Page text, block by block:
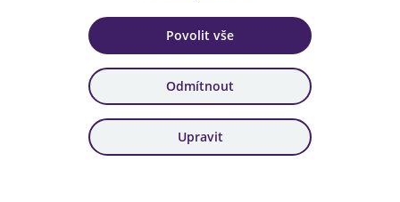
Dotaz k dotaci č. 40. výzva –
Obnova území – Veřejné služby,
kultura, sport, rekreace –
Ústecký kraj. Výzva v příloze č. 1
vymezuje oblasti dotčenou
těžbou uhlí a celkem jasně
Povolit vše
Odmítnout
Upravit